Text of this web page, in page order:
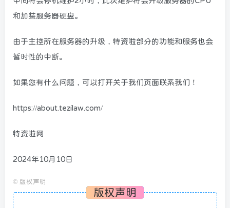
和加装服务器硬盘。
由于主控所在服务器的升级，特资啦部分的功能和服务也会
暂时性的中断。
如果您有什么问题，可以打开关于我们页面联系我们！
https://about.tezilaw.com/
特资啦网
2024年10月10日
© 版权声明
版权声明